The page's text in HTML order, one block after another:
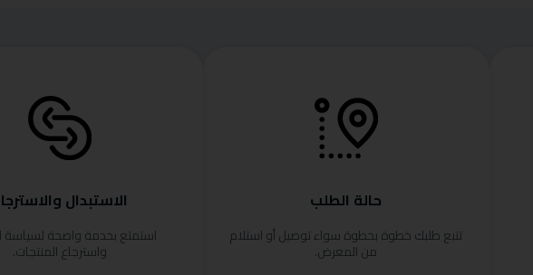
حالة الطلب
تتبع طلبك خطوة بخطوة سواء توصيل أو استلام
من المعرض.
الاستبدال
استمتع بخدمة واضحة لسياسة
واسترجاع المنتجات.